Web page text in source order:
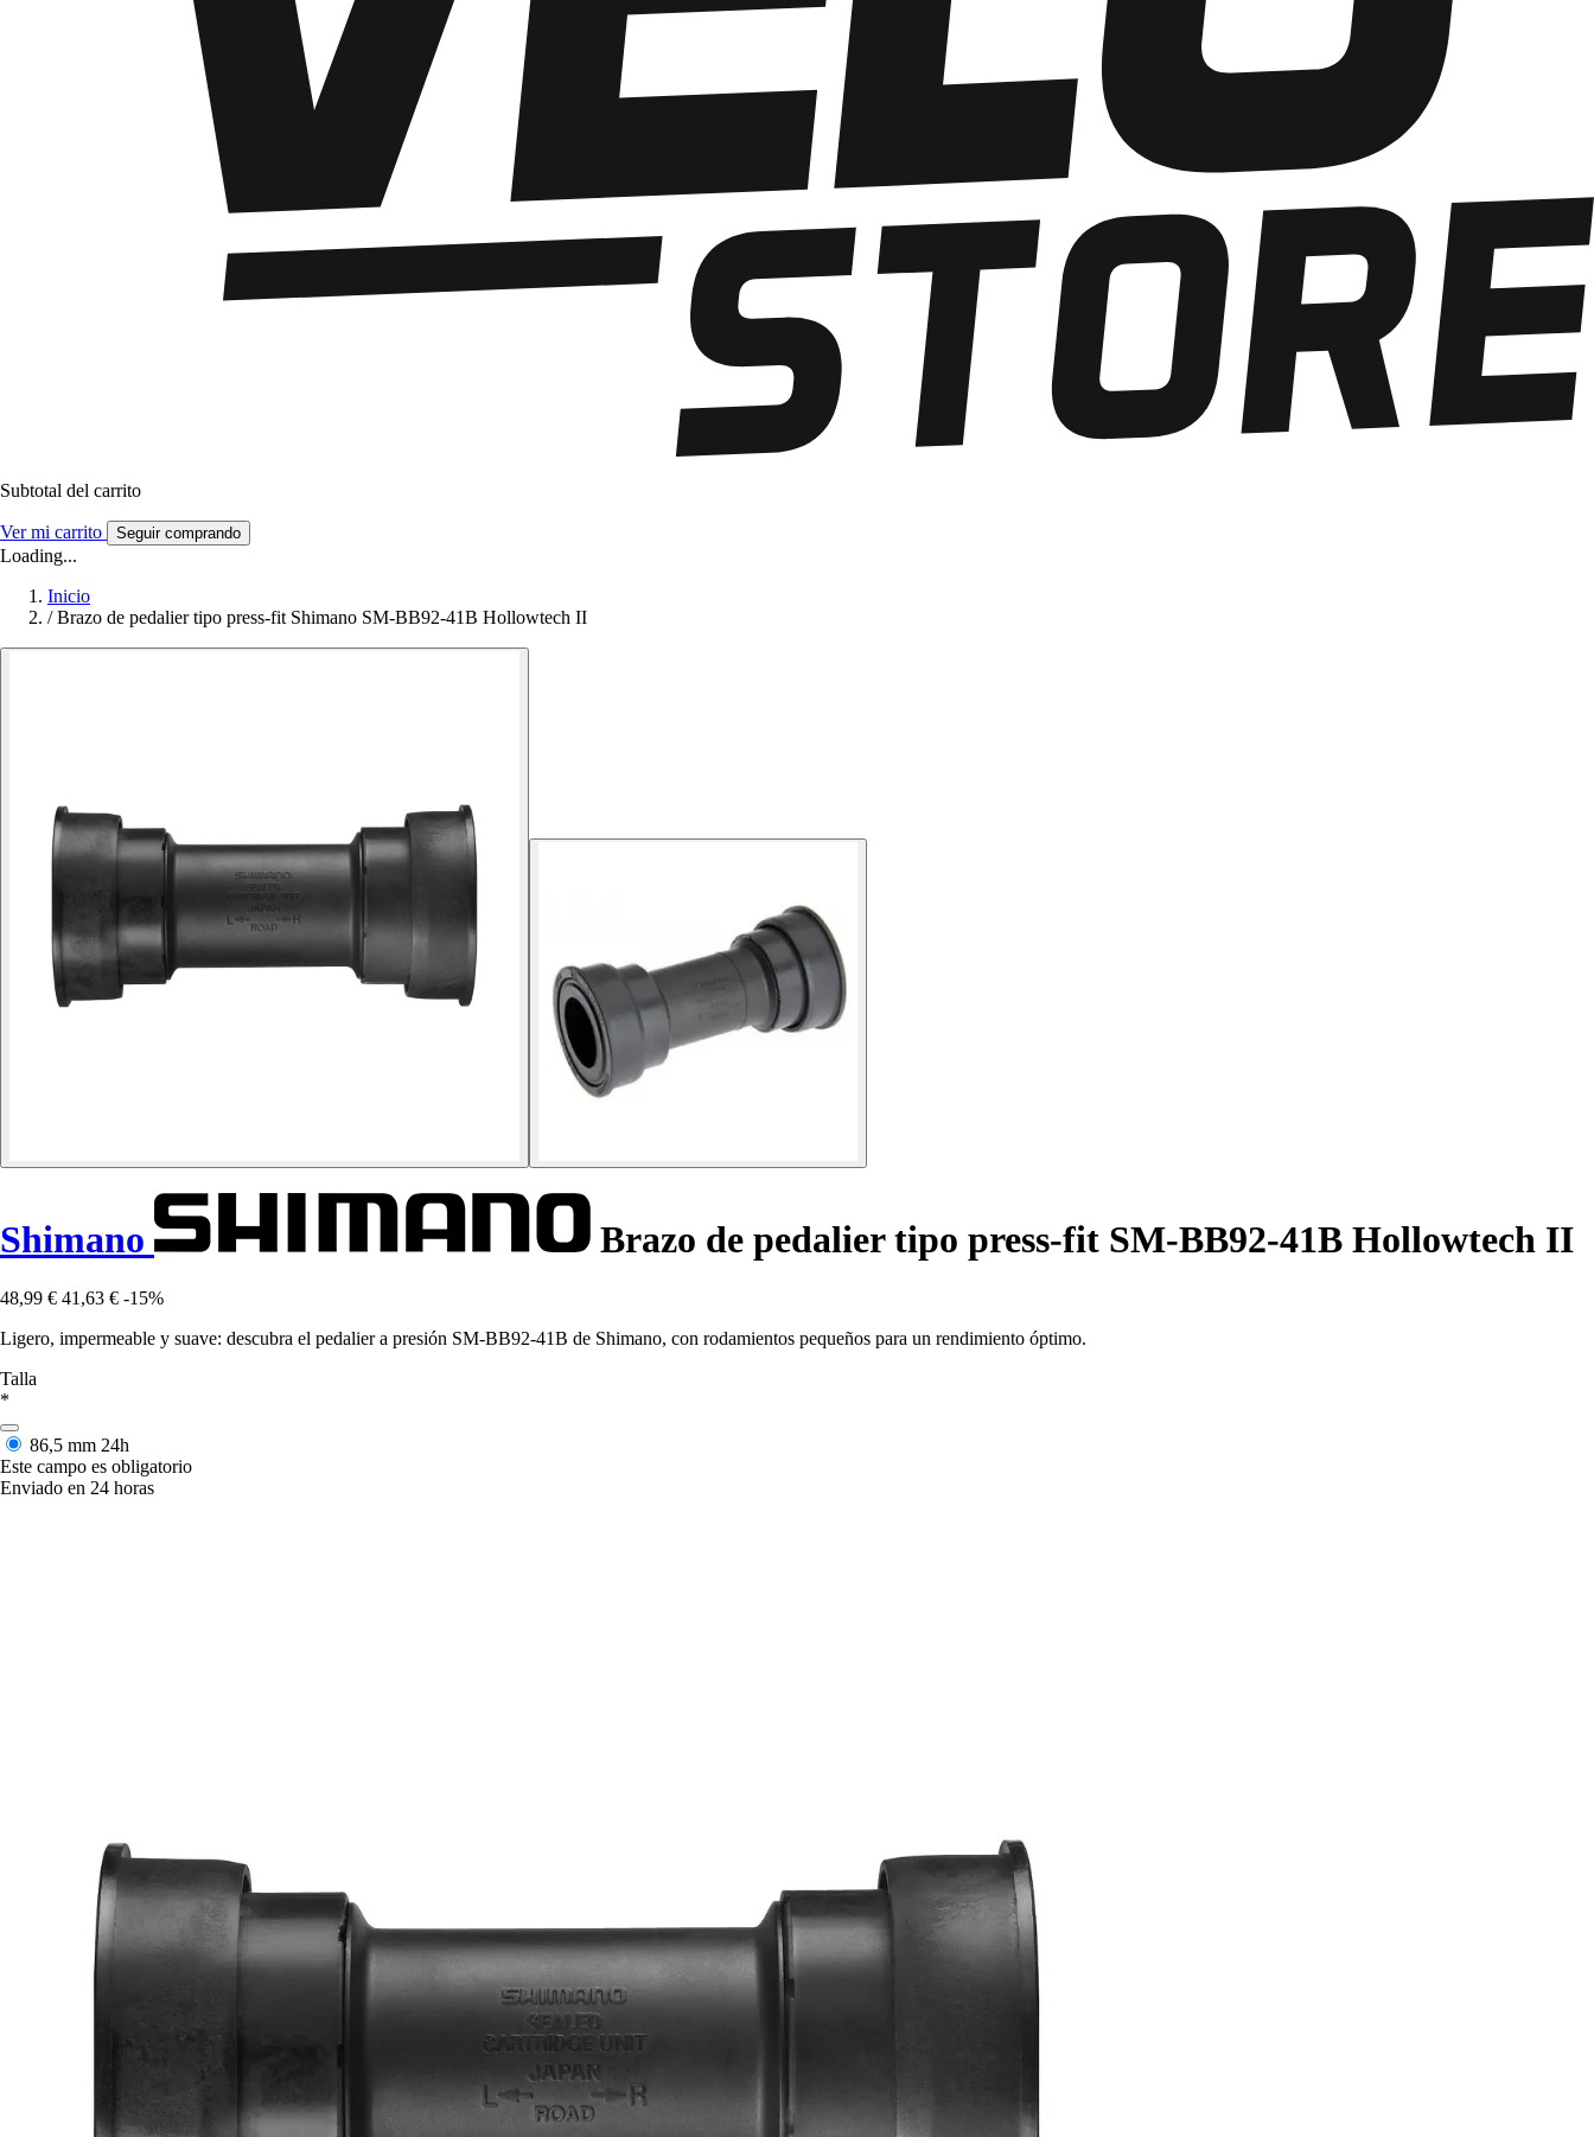
Subtotal del carrito
Ver mi carrito Seguir comprando
Loading...
Inicio
/ Brazo de pedalier tipo press-fit Shimano SM-BB92-41B Hollowtech II
Shimano Brazo de pedalier tipo press-fit SM-BB92-41B Hollowtech II
48,99 € 41,63 € -15%
Ligero, impermeable y suave: descubra el pedalier a presión SM-BB92-41B de Shimano, con rodamientos pequeños para un rendimiento óptimo.
Talla
*
86,5 mm 24h
Este campo es obligatorio
Enviado en 24 horas